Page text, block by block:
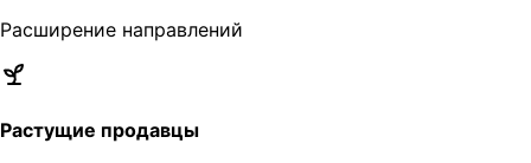
Расширение направлений
Растущие продавцы